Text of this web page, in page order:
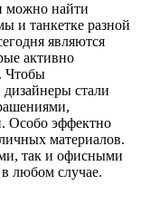
можно найти
и танкетке разной
являются
активно
Чтобы
дизайнеры стали
Особо эффектно
материалов.
так и офисными
любом случае.